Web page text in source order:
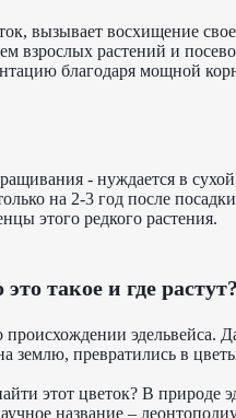
вызывает восхищение
взрослых растений и
благодаря мощной
- нуждается в
на 2-3 год после
этого редкого растения.
такое и где
происхождении
землю, превратились в
этот цветок? В
название –